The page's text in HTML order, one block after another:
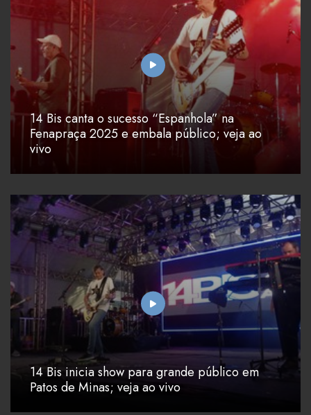
14 Bis canta o sucesso “Espanhola” na
Fenapraça 2025 e embala público; veja ao
vivo
14 Bis inicia show para grande público em
Patos de Minas; veja ao vivo